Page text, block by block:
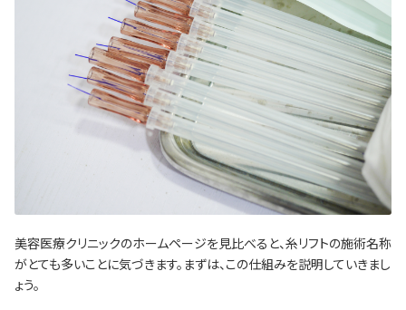
美容医療クリニックのホームページを見比べると、糸リフトの施術名称
がとても多いことに気づきます。まずは、この仕組みを説明していきまし
ょう。